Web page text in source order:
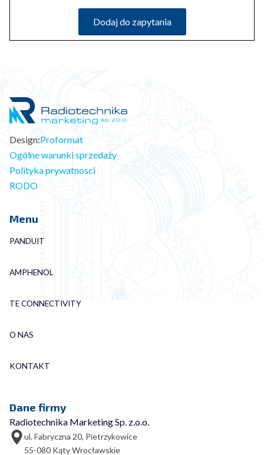
Dodaj do zapytania
Design:Proformat
Ogólne warunki sprzedaży
Polityka prywatnosci
RODO
Menu
PANDUIT
AMPHENOL
TE CONNECTIVITY
O NAS
KONTAKT
Dane firmy
Radiotechnika Marketing Sp. z.o.o.
ul. Fabryczna 20, Pietrzykowice
55-080 Kąty Wrocławskie